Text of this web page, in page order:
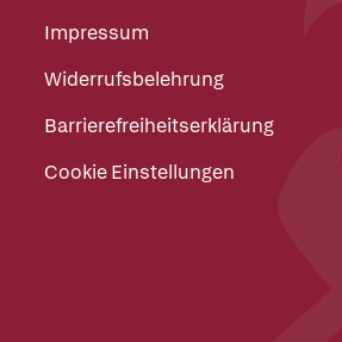
Impressum
Widerrufsbelehrung
Barrierefreiheitserklärung
Cookie Einstellungen